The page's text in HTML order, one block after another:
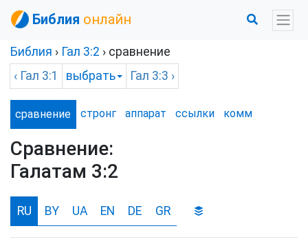
Библия онлайн
Библия › Гал 3:2 › сравнение
‹ Гал 3:1 выбрать Гал 3:3 ›
сравнение стронг аппарат ссылки комм
Сравнение:
Галатам 3:2
RU BY UA EN DE GR